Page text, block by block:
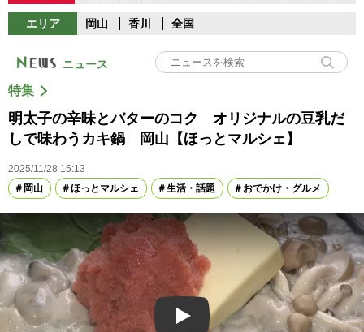
エリア 岡山 香川 全国
ニュース
特集
明太子の辛味とバターのコク オリジナルの豆乳だ
しで味わうカキ鍋 岡山【ほっとマルシェ】
2025/11/28 15:13
岡山
ほっとマルシェ 生活・話題 おでかけ・グルメ
Play